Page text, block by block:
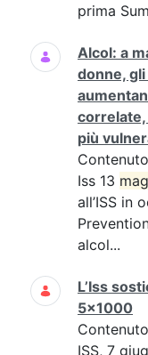
prima
Alcol: a
donne, gli
più
Iss 13
all’ISS in
alcol...
L’Iss
5x1000
ISS, 7